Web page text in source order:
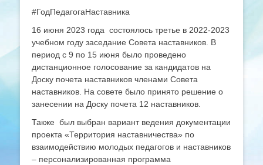
#ГодПедагогаНаставника
16 июня 2023 года состоялось третье в 2022-2023
учебном году заседание Совета наставников. В
период с 9 по 15 июня было проведено
дистанционное голосование за кандидатов на
Доску почета наставников членами Совета
наставников. На совете было принято решение о
занесении на Доску почета 12 наставников.
Также был выбран вариант ведения документации
проекта «Территория наставничества» по
взаимодействию молодых педагогов и наставников
– персонализированная программа